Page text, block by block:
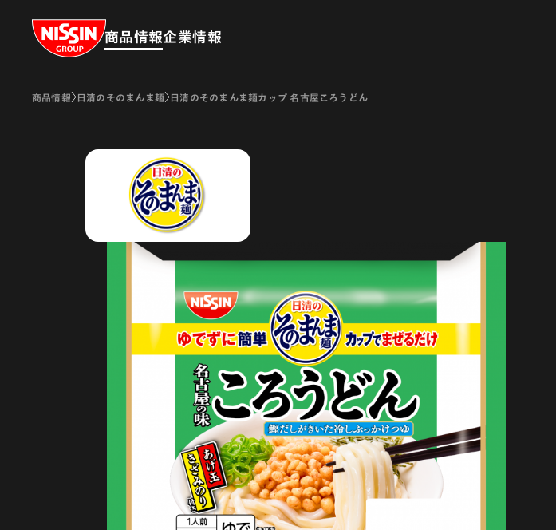
Nissin Group
商品情報企業情報
商品情報 日清のそのまんま麺 日清のそのまんま麺カップ 名古屋ころうどん